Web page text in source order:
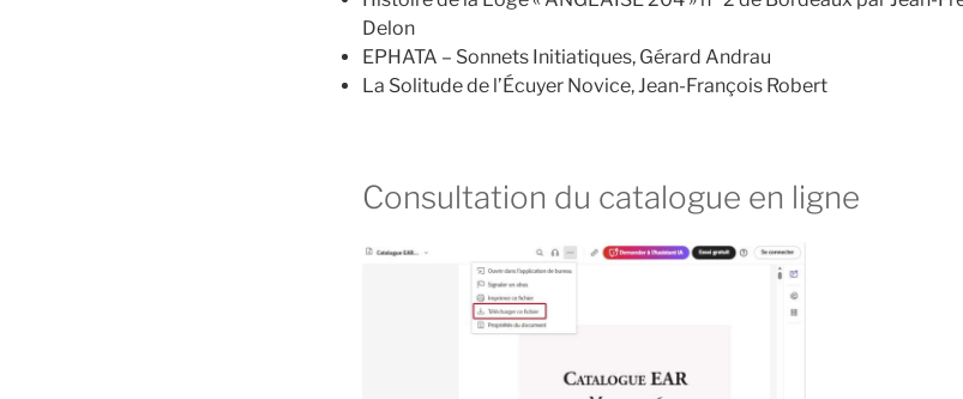
Delon
EPHATA – Sonnets Initiatiques, Gérard Andrau
La Solitude de l’Écuyer Novice, Jean-François Robert
Consultation du catalogue en ligne